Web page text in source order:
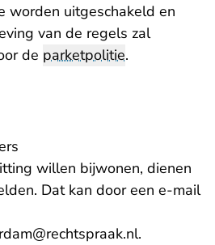
worden uitgeschakeld en
van de regels zal
de parketpolitie.
willen bijwonen, dienen
Dat kan door een e-mail
- U verlaat
.